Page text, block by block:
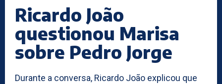
Ricardo João
questionou Marisa
sobre Pedro Jorge
Durante a conversa, Ricardo João explicou que